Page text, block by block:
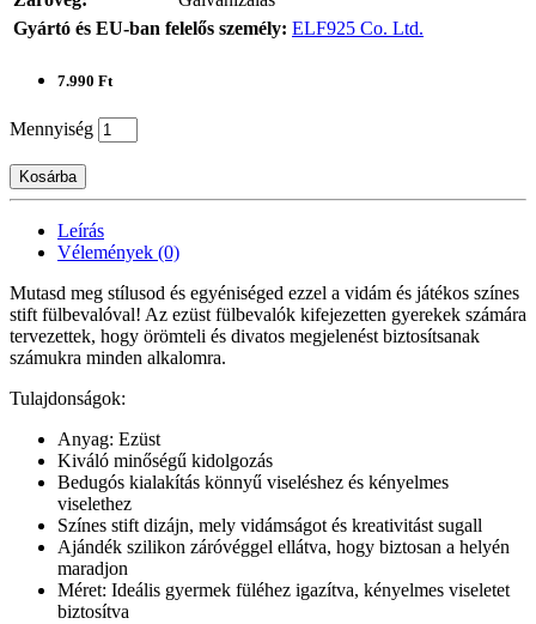
Gyártó és EU-ban felelős személy: ELF925 Co. Ltd.
7.990 Ft
Mennyiség
Kosárba
Leírás
Vélemények (0)
Mutasd meg stílusod és egyéniséged ezzel a vidám és játékos színes
stift fülbevalóval! Az ezüst fülbevalók kifejezetten gyerekek számára
tervezettek, hogy örömteli és divatos megjelenést biztosítsanak
számukra minden alkalomra.
Tulajdonságok:
Anyag: Ezüst
Kiváló minőségű kidolgozás
Bedugós kialakítás könnyű viseléshez és kényelmes
viselethez
Színes stift dizájn, mely vidámságot és kreativitást sugall
Ajándék szilikon záróvéggel ellátva, hogy biztosan a helyén
maradjon
Méret: Ideális gyermek füléhez igazítva, kényelmes viseletet
biztosítva